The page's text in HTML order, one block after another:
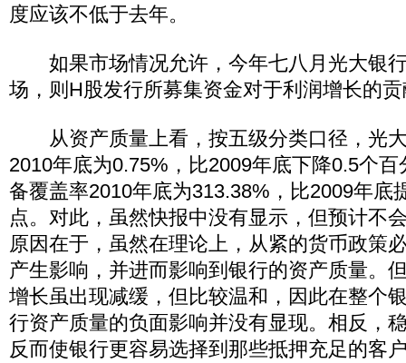
度应该不低于去年。
如果市场情况允许，今年七八月光大银
场，则H股发行所募集资金对于利润增长的
从资产质量上看，按五级分类口径，光
2010年底为0.75%，比2009年底下降0.5个
备覆盖率2010年底为313.38%，比2009年底
点。对此，虽然快报中没有显示，但预计不
原因在于，虽然在理论上，从紧的货币政策
产生影响，并进而影响到银行的资产质量。
增长虽出现减缓，但比较温和，因此在整个
行资产质量的负面影响并没有显现。相反，
反而使银行更容易选择到那些抵押充足的客